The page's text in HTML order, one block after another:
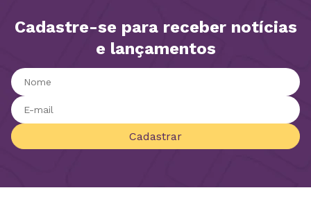
Cadastre-se para receber notícias
e lançamentos
Cadastrar